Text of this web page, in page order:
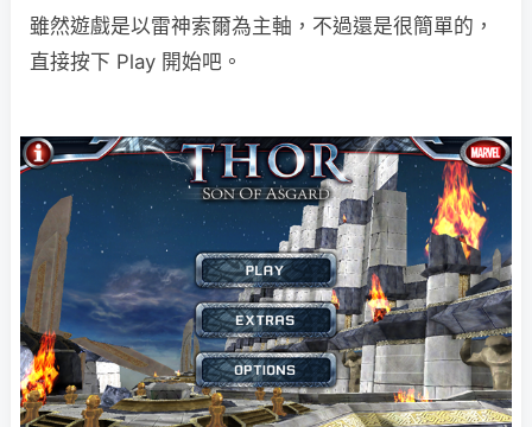
雖然遊戲是以雷神索爾為主軸，不過還是很簡單的，
直接按下 Play 開始吧。